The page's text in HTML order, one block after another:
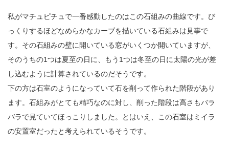
私がマチュピチュで一番感動したのはこの石組みの曲線です。び
っくりするほどなめらかなカーブを描いている石組みは見事で
す。その石組みの壁に開いている窓がいくつか開いていますが、
そのうちの1つは夏至の日に、もう1つは冬至の日に太陽の光が差
し込むように計算されているのだそうです。
下の方は石室のようになっていて石を削って作られた階段があり
ます。石組みがとても精巧なのに対し、削った階段は高さもバラ
バラで見ていてほっこりしました。とはいえ、この石室はミイラ
の安置室だったと考えられているそうです。